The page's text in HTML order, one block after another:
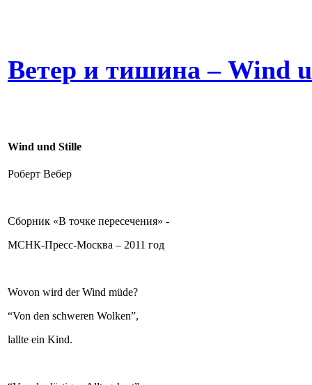
Ветер и тишина – Wind
Wind und Stille
Роберт Вебер
Сборник «В точке пересечения» -
МСНК-Пресс-Москва – 2011 год
Wovon wird der Wind müde?
“Von den schweren Wolken”,
lallte ein Kind.